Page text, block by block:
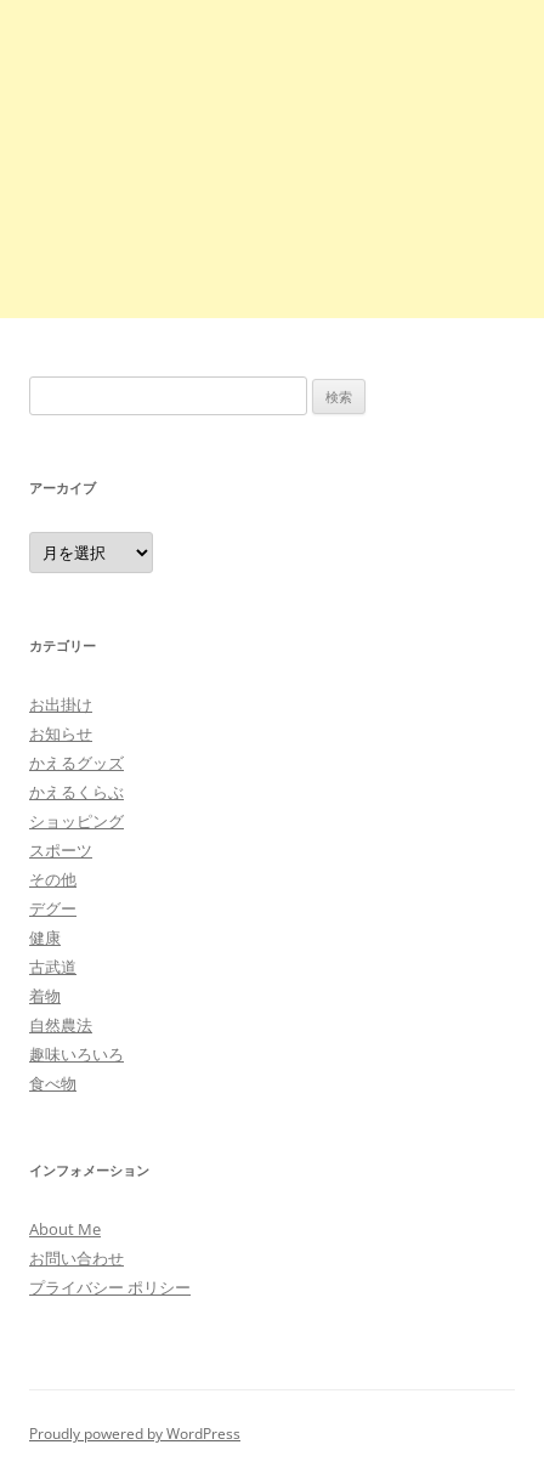
索:
アーカイブ
ア
ー
カ
カテゴリー
お出掛け
お知らせ
かえるグッズ
かえるくらぶ
ショッピング
スポーツ
その他
デグー
健康
古武道
着物
自然農法
趣味いろいろ
食べ物
インフォメーション
About Me
お問い合わせ
プライバシー ポリシー
Proudly powered by WordPress